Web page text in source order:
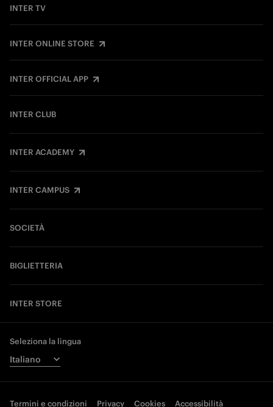
INTER TV
INTER ONLINE STORE
INTER OFFICIAL APP
INTER CLUB
INTER ACADEMY
INTER CAMPUS
SOCIETÀ
BIGLIETTERIA
INTER STORE
Seleziona la lingua
Termini e condizioni Privacy Cookies Accessibilità